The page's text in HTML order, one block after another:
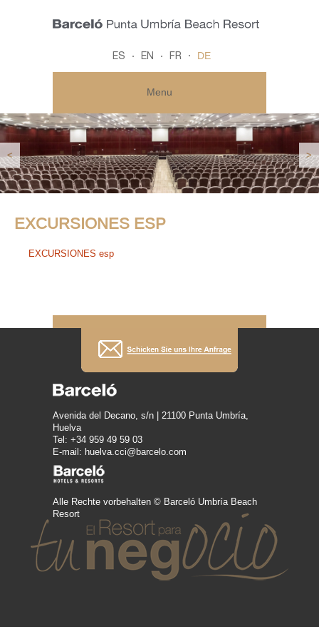
ES EN FR DE
Menu
< >
EXCURSIONES ESP
EXCURSIONES esp
Avenida del Decano, s/n | 21100 Punta Umbría,
Huelva
Tel: +34 959 49 59 03
E-mail: huelva.cci@barcelo.com
Alle Rechte vorbehalten © Barceló Umbría Beach
Resort